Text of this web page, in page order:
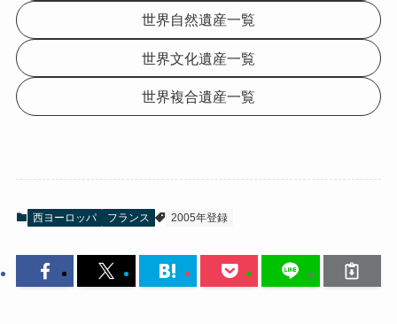
世界自然遺産一覧
世界文化遺産一覧
世界複合遺産一覧
西ヨーロッパ フランス 2005年登録